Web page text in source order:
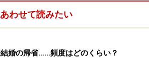
あわせて読みたい
婚の帰省……頻度はどのくらい？